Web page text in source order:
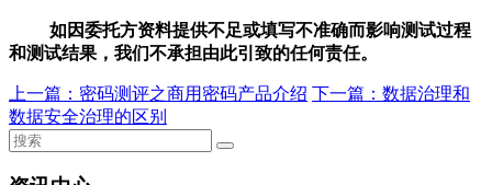
如因委托方资料提供不足或填写不准确而影响测试过程
和测试结果，我们不承担由此引致的任何责任。
上一篇： 密码测评之商用密码产品介绍 下一篇： 数据治理和
数据安全治理的区别